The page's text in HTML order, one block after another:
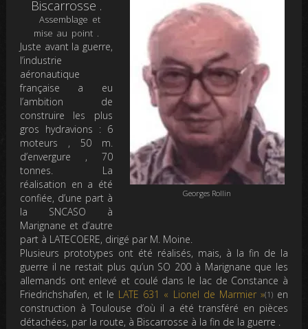
Georges Rollin
Biscarrosse .
Assemblage et
mise au point .
Juste avant la guerre,
l’industrie
aéronautique
française a eu
l’ambition de
construire les plus
gros hydravions : 6
moteurs , 50 m.
d’envergure , 70
tonnes. La
réalisation en a été
confiée, d’une part à
la SNCASO à
Marignane et d’autre
part à LATECOERE, dirigé par M. Moine.
Plusieurs prototypes ont été réalisés, mais, à la fin de la
guerre il ne restait plus qu’un SO 200 à Marignane que les
allemands ont enlevé et coulé dans le lac de Constance à
Friedrichshafen, et le LATE 631 « Lionel de Marmier »(1)en
construction à Toulouse d’où il a été transféré en pièces
détachées, par la route, à Biscarrosse à la fin de la guerre .